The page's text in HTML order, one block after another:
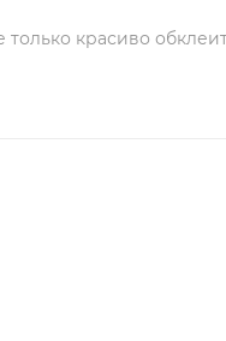
только красиво